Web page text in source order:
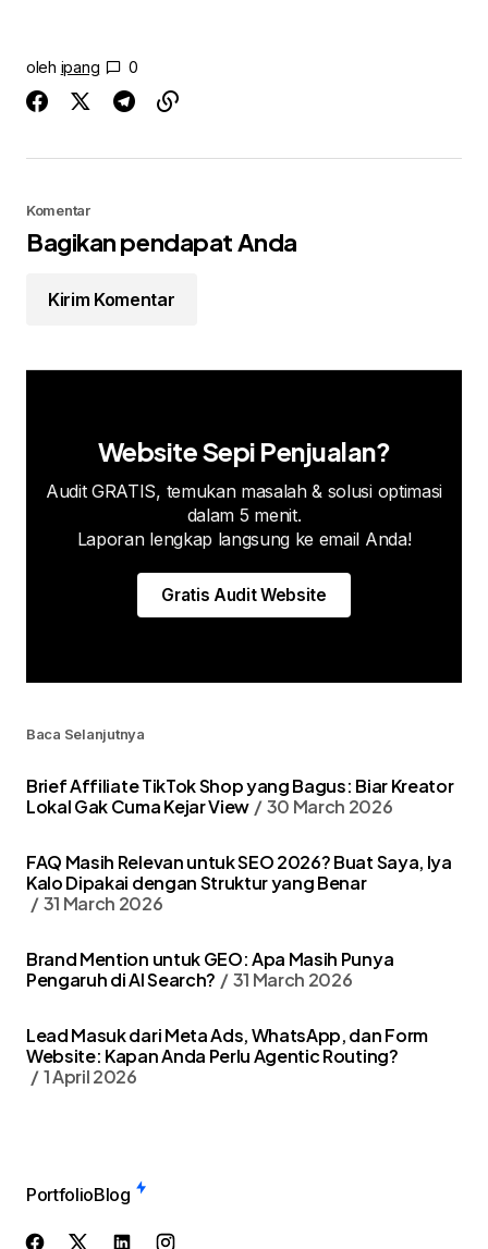
oleh ipang 0
Komentar
Bagikan pendapat Anda
Kirim Komentar
Website Sepi Penjualan?
Audit GRATIS, temukan masalah & solusi optimasi
dalam 5 menit.
Laporan lengkap langsung ke email Anda!
Gratis Audit Website
Baca Selanjutnya
Brief Affiliate TikTok Shop yang Bagus: Biar Kreator
Lokal Gak Cuma Kejar View
30 March 2026
FAQ Masih Relevan untuk SEO 2026? Buat Saya, Iya
Kalo Dipakai dengan Struktur yang Benar
31 March 2026
Brand Mention untuk GEO: Apa Masih Punya
Pengaruh di AI Search?
31 March 2026
Lead Masuk dari Meta Ads, WhatsApp, dan Form
Website: Kapan Anda Perlu Agentic Routing?
1 April 2026
PortfolioBlog